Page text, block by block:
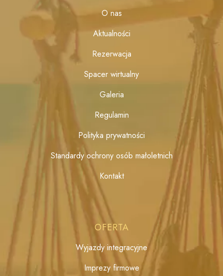
O nas
Aktualności
Rezerwacja
Spacer wirtualny
Galeria
Regulamin
Polityka prywatności
Standardy ochrony osób małoletnich
Kontakt
OFERTA
Wyjazdy integracyjne
Imprezy firmowe